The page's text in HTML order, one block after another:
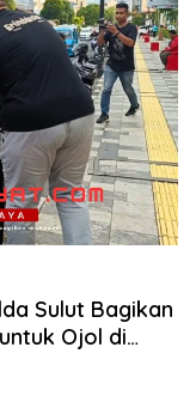
Sulut Bagikan
Ojol di